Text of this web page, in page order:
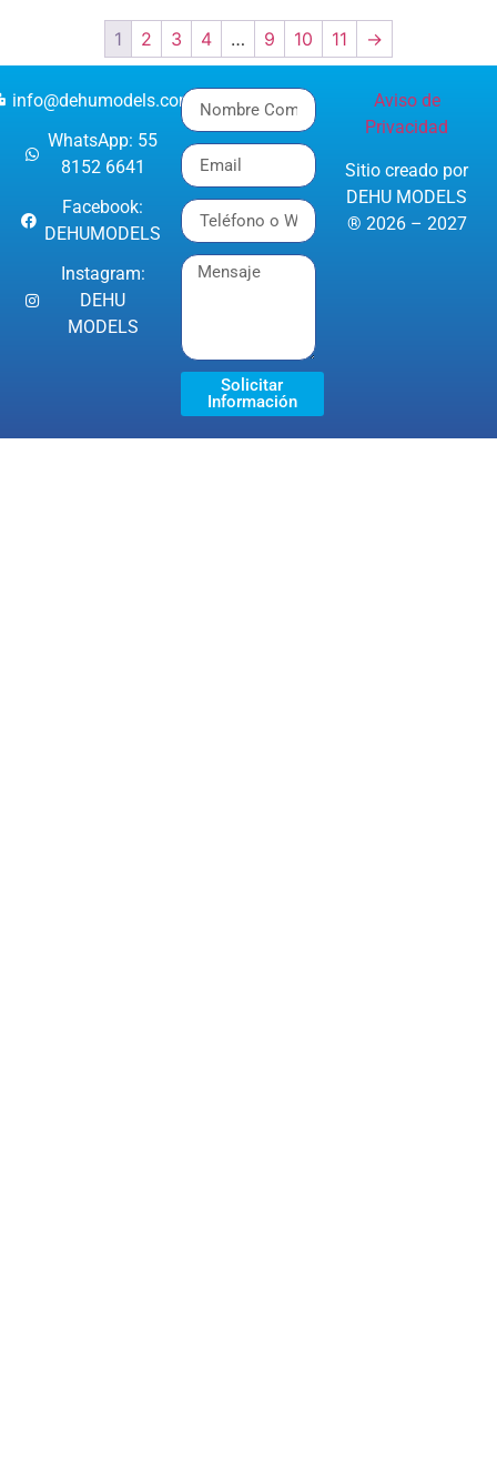
1 2 3 4 … 9 10 11 →
info@dehumodels.com
WhatsApp: 55
8152 6641
Facebook:
DEHUMODELS
Instagram:
DEHU
MODELS
Solicitar
Información
Aviso de
Privacidad
Sitio creado por
DEHU MODELS
® 2026 – 2027